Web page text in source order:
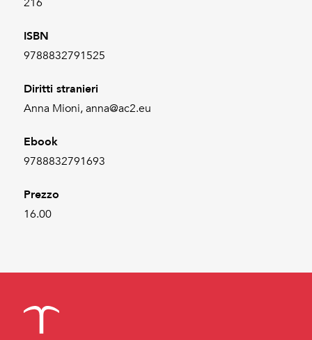
216
ISBN
9788832791525
Diritti stranieri
Anna Mioni, anna@ac2.eu
Ebook
9788832791693
Prezzo
16.00